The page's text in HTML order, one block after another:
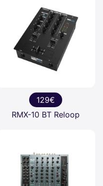
129€
RMX-10 BT Reloop